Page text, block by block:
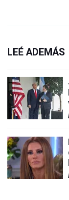
LEÉ ADEMÁS